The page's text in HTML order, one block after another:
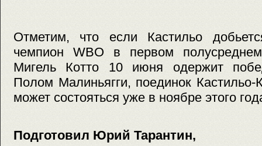
Отметим, что если Кастильо
чемпион WBO в первом
Мигель Котто 10 июня одержит
Полом Малиньягги, поединок Кастильо-
может состояться уже в ноябре этого
Подготовил Юрий Тарантин,